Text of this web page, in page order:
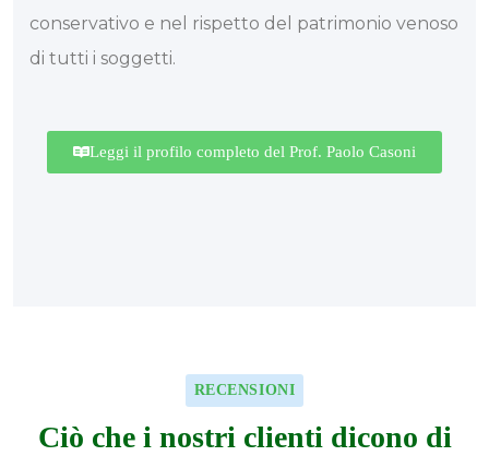
conservativo e nel rispetto del patrimonio venoso
di tutti i soggetti.
Leggi il profilo completo del Prof. Paolo Casoni
RECENSIONI
Ciò che i nostri clienti dicono di